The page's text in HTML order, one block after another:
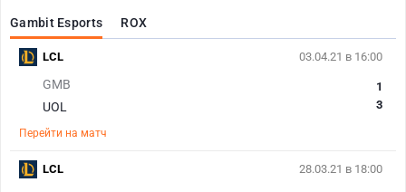
Gambit Esports ROX
03.04.21 в 16:00
GMB
UOL
1
3
Перейти на матч
LCL
28.03.21 в 18:00
LCL